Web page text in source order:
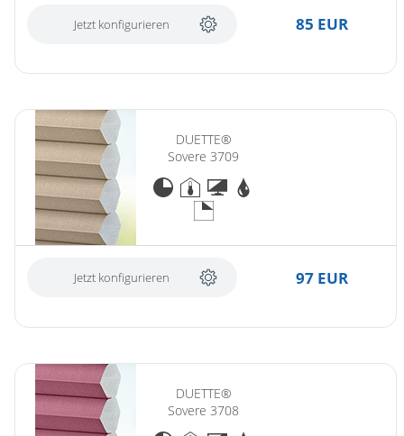
Jetzt konfigurieren 85 EUR
DUETTE®
Sovere 3709
Jetzt konfigurieren 97 EUR
DUETTE®
Sovere 3708